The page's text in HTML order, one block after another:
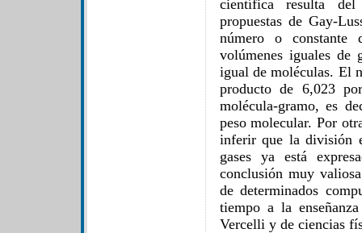
científica resulta
propuestas de Gay-
número o constante
volúmenes iguales de
igual de moléculas. El
producto de 6,023
molécula-gramo, es
peso molecular. Por
inferir que la división
gases ya está
conclusión muy
de determinados
tiempo a la
Vercelli y de ciencias